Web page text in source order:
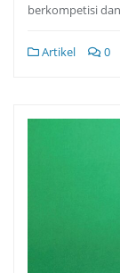
berkompetisi
Artikel 0